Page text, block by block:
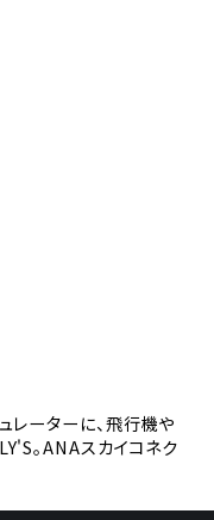
レーターに、飛行機や
。ANAスカイコネク